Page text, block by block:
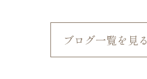
ブログ一覧を見る